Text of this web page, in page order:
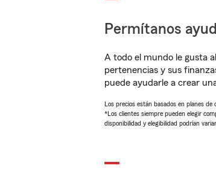
Permítanos
A todo el mundo le gusta
pertenencias y sus
puede ayudarle a crear
Los precios están basados en planes de
*Los clientes siempre pueden elegir
disponibilidad y elegibilidad podrían